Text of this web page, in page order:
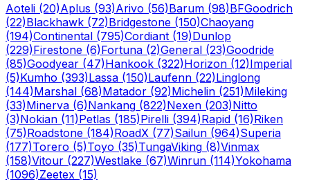
Aoteli (20)Aplus (93)Arivo (56)Barum (98)BFGoodrich
(22)Blackhawk (72)Bridgestone (150)Chaoyang
(194)Continental (795)Cordiant (19)Dunlop
(229)Firestone (6)Fortuna (2)General (23)Goodride
(85)Goodyear (47)Hankook (322)Horizon (12)Imperial
(5)Kumho (393)Lassa (150)Laufenn (22)Linglong
(144)Marshal (68)Matador (92)Michelin (251)Mileking
(33)Minerva (6)Nankang (822)Nexen (203)Nitto
(3)Nokian (11)Petlas (185)Pirelli (394)Rapid (16)Riken
(75)Roadstone (184)RoadX (77)Sailun (964)Superia
(177)Torero (5)Toyo (35)TungaViking (8)Vinmax
(158)Vitour (227)Westlake (67)Winrun (114)Yokohama
(1096)Zeetex (15)